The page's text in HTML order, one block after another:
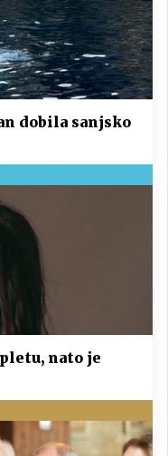
dobila sanjsko
nato je